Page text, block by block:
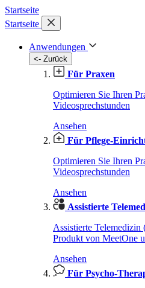
Startseite
Startseite
Anwendungen
<- Zurück
Für Praxen
Optimieren Sie Ihren
Videosprechstunden
Ansehen
Für Pflege-
Optimieren Sie Ihren
Videosprechstunden
Ansehen
Assistierte
Assistierte Telemedizin
Produkt von MeetOne
Ansehen
Für Psycho-